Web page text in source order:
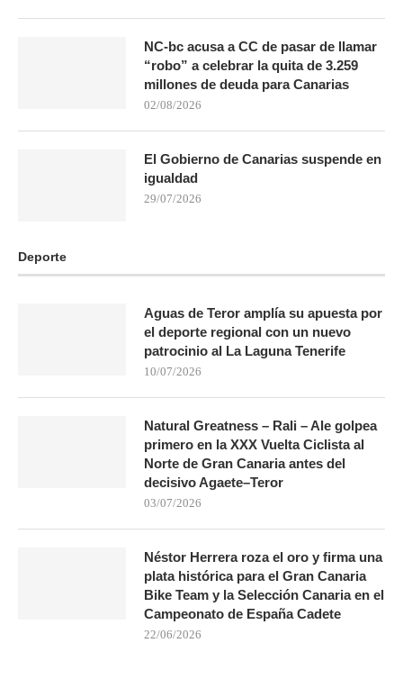
NC-bc acusa a CC de pasar de llamar
“robo” a celebrar la quita de 3.259
millones de deuda para Canarias
02/08/2026
El Gobierno de Canarias suspende en
igualdad
29/07/2026
Deporte
Aguas de Teror amplía su apuesta por
el deporte regional con un nuevo
patrocinio al La Laguna Tenerife
10/07/2026
Natural Greatness – Rali – Ale golpea
primero en la XXX Vuelta Ciclista al
Norte de Gran Canaria antes del
decisivo Agaete–Teror
03/07/2026
Néstor Herrera roza el oro y firma una
plata histórica para el Gran Canaria
Bike Team y la Selección Canaria en el
Campeonato de España Cadete
22/06/2026